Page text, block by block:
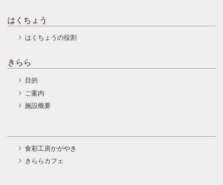
はくちょう
はくちょうの役割
きらら
目的
ご案内
施設概要
食彩工房かがやき
きららカフェ